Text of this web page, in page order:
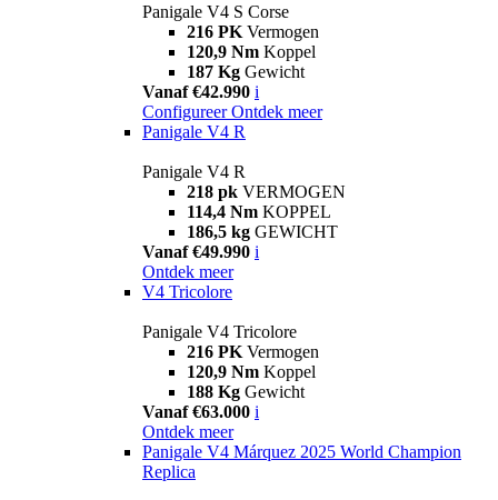
Panigale V4 S Corse
216 PK Vermogen
120,9 Nm Koppel
187 Kg Gewicht
Vanaf €42.990 i
Configureer Ontdek meer
Panigale V4 R
Panigale V4 R
218 pk VERMOGEN
114,4 Nm KOPPEL
186,5 kg GEWICHT
Vanaf €49.990 i
Ontdek meer
V4 Tricolore
Panigale V4 Tricolore
216 PK Vermogen
120,9 Nm Koppel
188 Kg Gewicht
Vanaf €63.000 i
Ontdek meer
Panigale V4 Márquez 2025 World Champion
Replica